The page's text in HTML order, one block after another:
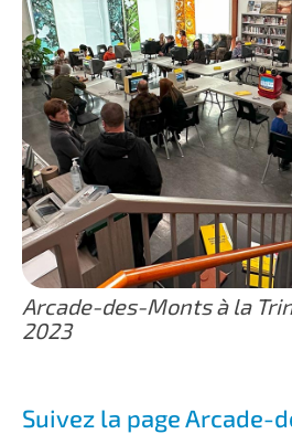
Arcade-des-Monts à la
2023
Suivez la page Arcade-